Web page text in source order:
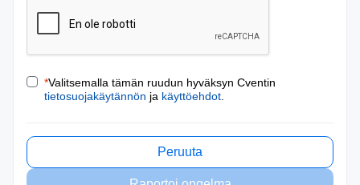
*Valitsemalla tämän ruudun hyväksyn Cventin
tietosuojakäytännön ja käyttöehdot
Peruuta